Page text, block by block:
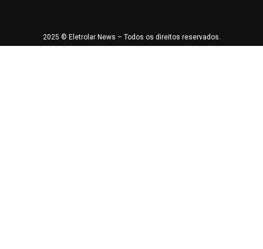
2025 © Eletrolar News – Todos os direitos reservados.